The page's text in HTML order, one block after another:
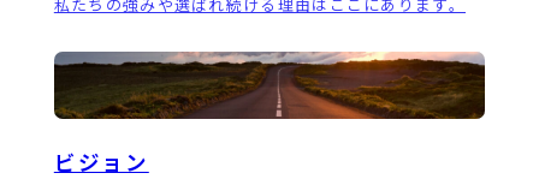
私たちの強みや選ばれ続ける理由はここにあります。
ビジョン